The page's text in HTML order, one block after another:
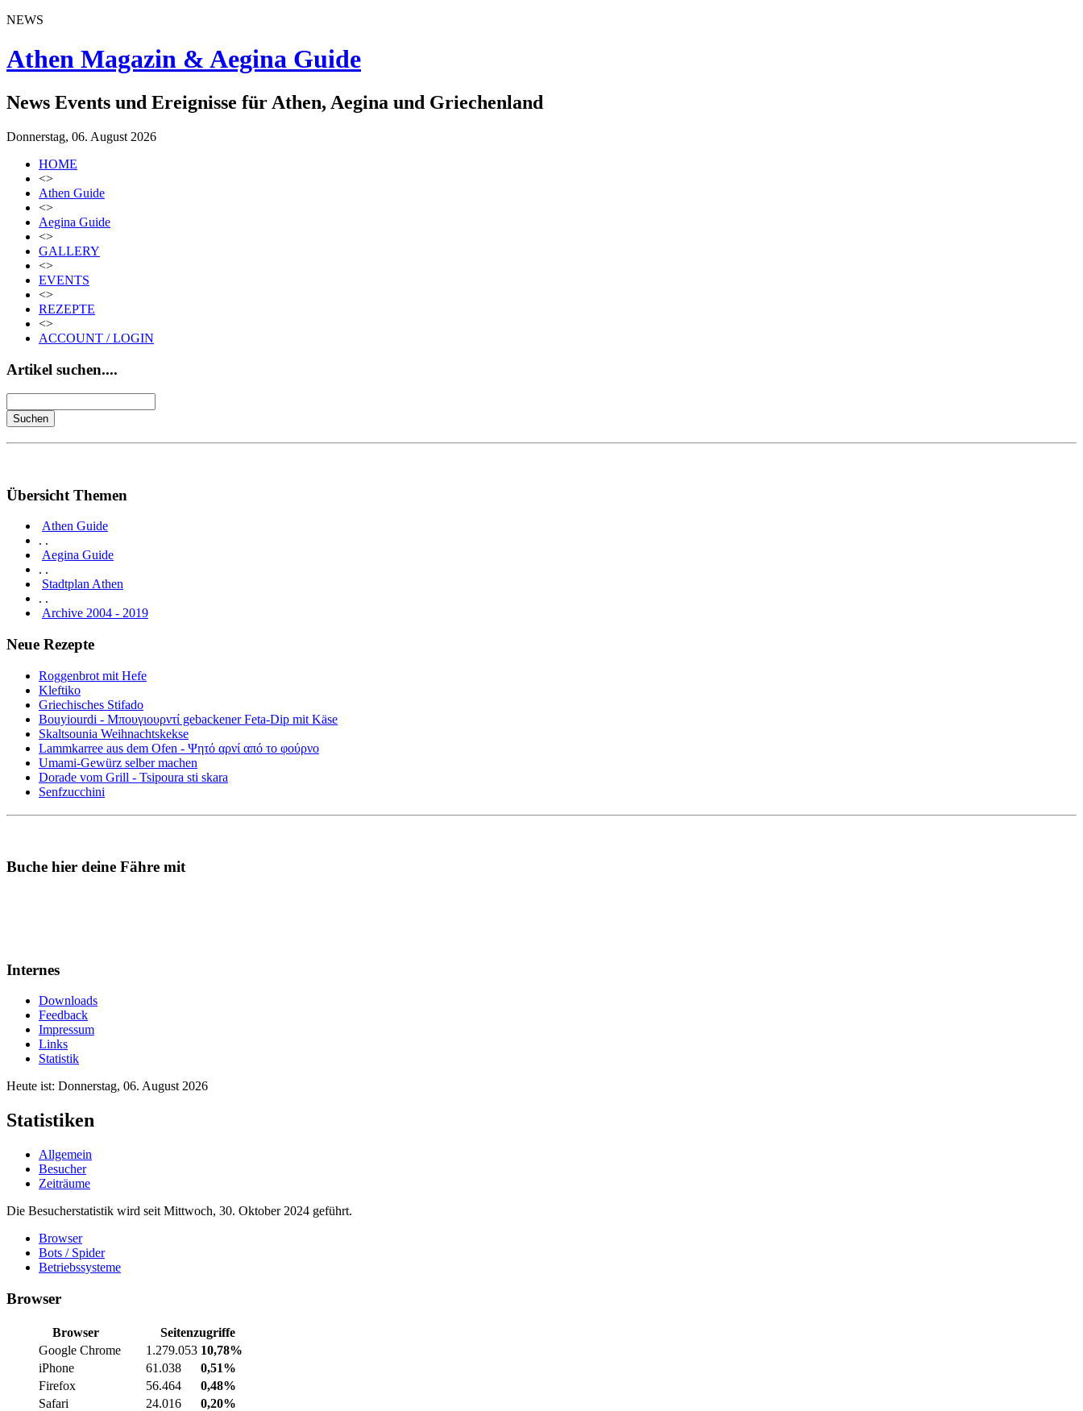
NEWS
Athen Magazin & Aegina Guide
News Events und Ereignisse für Athen, Aegina und Griechenland
Donnerstag, 06. August 2026
HOME
<>
Athen Guide
<>
Aegina Guide
<>
GALLERY
<>
EVENTS
<>
REZEPTE
<>
ACCOUNT / LOGIN
Artikel suchen....
Übersicht Themen
Athen Guide
. .
Aegina Guide
. .
Stadtplan Athen
. .
Archive 2004 - 2019
Neue Rezepte
Roggenbrot mit Hefe
Kleftiko
Griechisches Stifado
Bouyiourdi - Μπουγιουρντί gebackener Feta-Dip mit Käse
Skaltsounia Weihnachtskekse
Lammkarree aus dem Ofen - Ψητό αρνί από το φούρνο
Umami-Gewürz selber machen
Dorade vom Grill - Tsipoura sti skara
Senfzucchini
Buche hier deine Fähre mit
Internes
Downloads
Feedback
Impressum
Links
Statistik
Heute ist: Donnerstag, 06. August 2026
Statistiken
Allgemein
Besucher
Zeiträume
Die Besucherstatistik wird seit Mittwoch, 30. Oktober 2024 geführt.
Browser
Bots / Spider
Betriebssysteme
Browser
Browser
Seitenzugriffe
Google Chrome
1.279.053 10,78%
iPhone
61.038
0,51%
Firefox
56.464
0,48%
Safari
24.016
0,20%